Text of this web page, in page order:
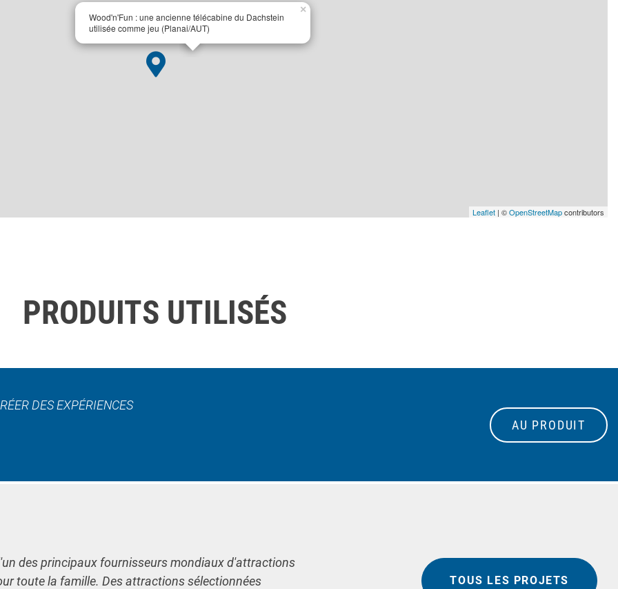
Wood'n'Fun : une ancienne télécabine du Dachstein
utilisée comme jeu (Planai/AUT)
×
Leaflet | ©OpenStreetMapcontributors
PRODUITS UTILISÉS
DES EXPÉRIENCES
AU PRODUIT
des principaux fournisseurs mondiaux d'attractions
toute la famille. Des attractions sélectionnées
TOUS LES PROJETS